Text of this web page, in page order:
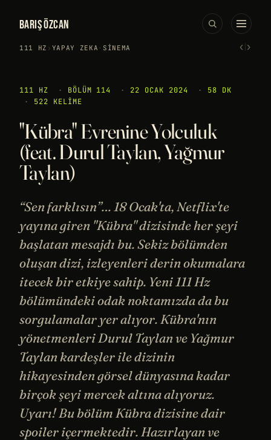
BARIŞ ÖZCAN
111 HZ › YAPAY ZEKA · SINEMA ‹›
111 HZ · BÖLÜM 114 · 22 OCAK 2024 ·
58 DK
·
522 KELIME
"Kübra" Evrenine Yolculuk
(feat. Durul Taylan, Yağmur
Taylan)
“Sen farklısın”… 18 Ocak'ta, Netflix'te
yayına giren "Kübra" dizisinde her şeyi
başlatan mesajdı bu. Sekiz bölümden
oluşan dizi, izleyenleri derin okumalara
itecek bir etkiye sahip. Yeni 111 Hz
bölümündeki odak noktamızda da bu
sorgulamalar yer alıyor. Kübra'nın
yönetmenleri Durul Taylan ve Yağmur
Taylan kardeşler ile dizinin
hikayesinden görsel dünyasına kadar
birçok şeyi mercek altına alıyoruz.
Uyarı! Bu bölüm Kübra dizisine dair
spoiler içermektedir. Hazırlayan ve